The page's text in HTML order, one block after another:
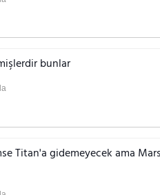
bunlar
Titan'a gidemeyecek ama